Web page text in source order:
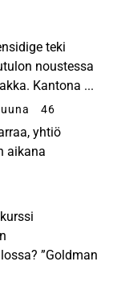
teki
noustessa
Kantona ...
46
yhtiö
aikana
”Goldman